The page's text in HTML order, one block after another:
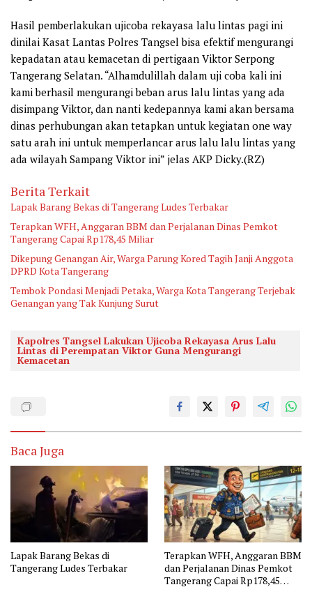
Hasil pemberlakukan ujicoba rekayasa lalu lintas pagi ini
dinilai Kasat Lantas Polres Tangsel bisa efektif mengurangi
kepadatan atau kemacetan di pertigaan Viktor Serpong
Tangerang Selatan. “Alhamdulillah dalam uji coba kali ini
kami berhasil mengurangi beban arus lalu lintas yang ada
disimpang Viktor, dan nanti kedepannya kami akan bersama
dinas perhubungan akan tetapkan untuk kegiatan one way
satu arah ini untuk memperlancar arus lalu lalu lintas yang
ada wilayah Sampang Viktor ini” jelas AKP Dicky.(RZ)
Berita Terkait
Lapak Barang Bekas di Tangerang Ludes Terbakar
Terapkan WFH, Anggaran BBM dan Perjalanan Dinas Pemkot
Tangerang Capai Rp178,45 Miliar
Dikepung Genangan Air, Warga Parung Kored Tagih Janji Anggota
DPRD Kota Tangerang
Tembok Pondasi Menjadi Petaka, Warga Kota Tangerang Terjebak
Genangan yang Tak Kunjung Surut
Kapolres Tangsel Lakukan Ujicoba Rekayasa Arus Lalu
Lintas di Perempatan Viktor Guna Mengurangi
Kemacetan
Baca Juga
Lapak Barang Bekas di
Tangerang Ludes Terbakar
Terapkan WFH, Anggaran BBM
dan Perjalanan Dinas Pemkot
Tangerang Capai Rp178,45